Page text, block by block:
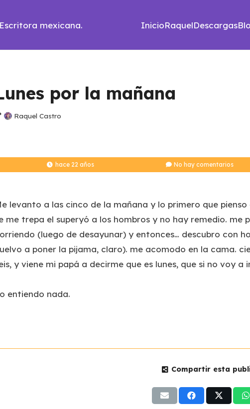
mexicana. InicioRaquelDescargas
por la mañana
Raquel Castro
hace 22 años No hay comentarios
levanto a las cinco de la mañana y lo primero que
me trepa el superyó a los hombros y no hay remedio. me
(luego de desayunar) y entonces… descubro con
a poner la pijama, claro). me acomodo en la cama.
y viene mi papá a decirme que es lunes, que si no voy a
entiendo nada.
Compartir esta